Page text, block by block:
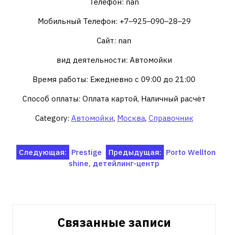
Мобильный Телефон: +7‒925‒090‒28‒29
Сайт: nan
вид деятельности: Автомойки
Время работы: Ежедневно с 09:00 до 21:00
Способ оплаты: Оплата картой, Наличный расчёт
Category: Автомойки, Москва, Справочник
Навигация
Предыдущая: Porto Wellton
Следующая: Prestige
shine, детейлинг-центр
Связанные записи